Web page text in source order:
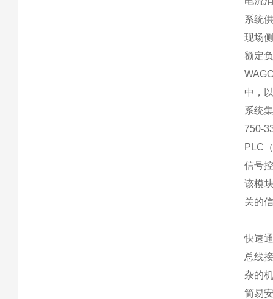
系统
现场
额定
中，
系统
750-
PLC
信号
该模
关的
快速
总线
杂的
简易